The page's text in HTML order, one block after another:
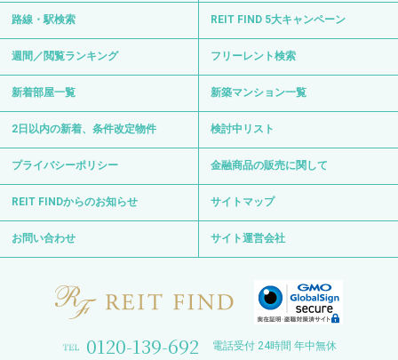
路線・駅検索 REIT FIND 5大キャンペーン
週間／閲覧ランキング フリーレント検索
新着部屋一覧 新築マンション一覧
2日以内の新着、条件改定物件 検討中リスト
プライバシーポリシー 金融商品の販売に関して
REIT FINDからのお知らせ サイトマップ
お問い合わせ サイト運営会社
0120-139-692 電話受付 24時間 年中無休